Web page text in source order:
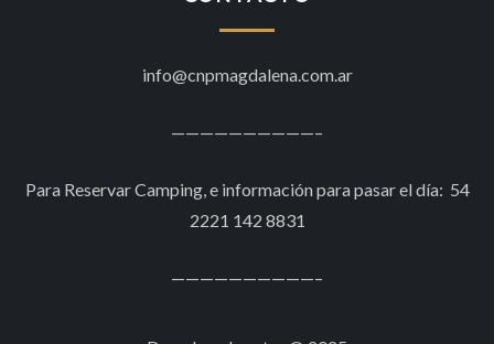
info@cnpmagdalena.com.ar
——————————–
Para Reservar Camping, e información para pasar el día: 54
2221 142 8831
——————————–